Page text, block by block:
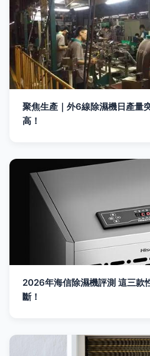
聚焦生產｜外6線除濕機日產量
高！
2026年海信除濕機評測 這三款
斷！